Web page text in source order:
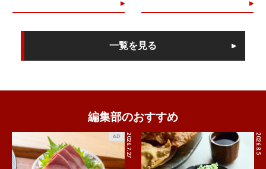
一覧を見る
編集部のおすすめ
2026.7.27
AD 2026.8.5